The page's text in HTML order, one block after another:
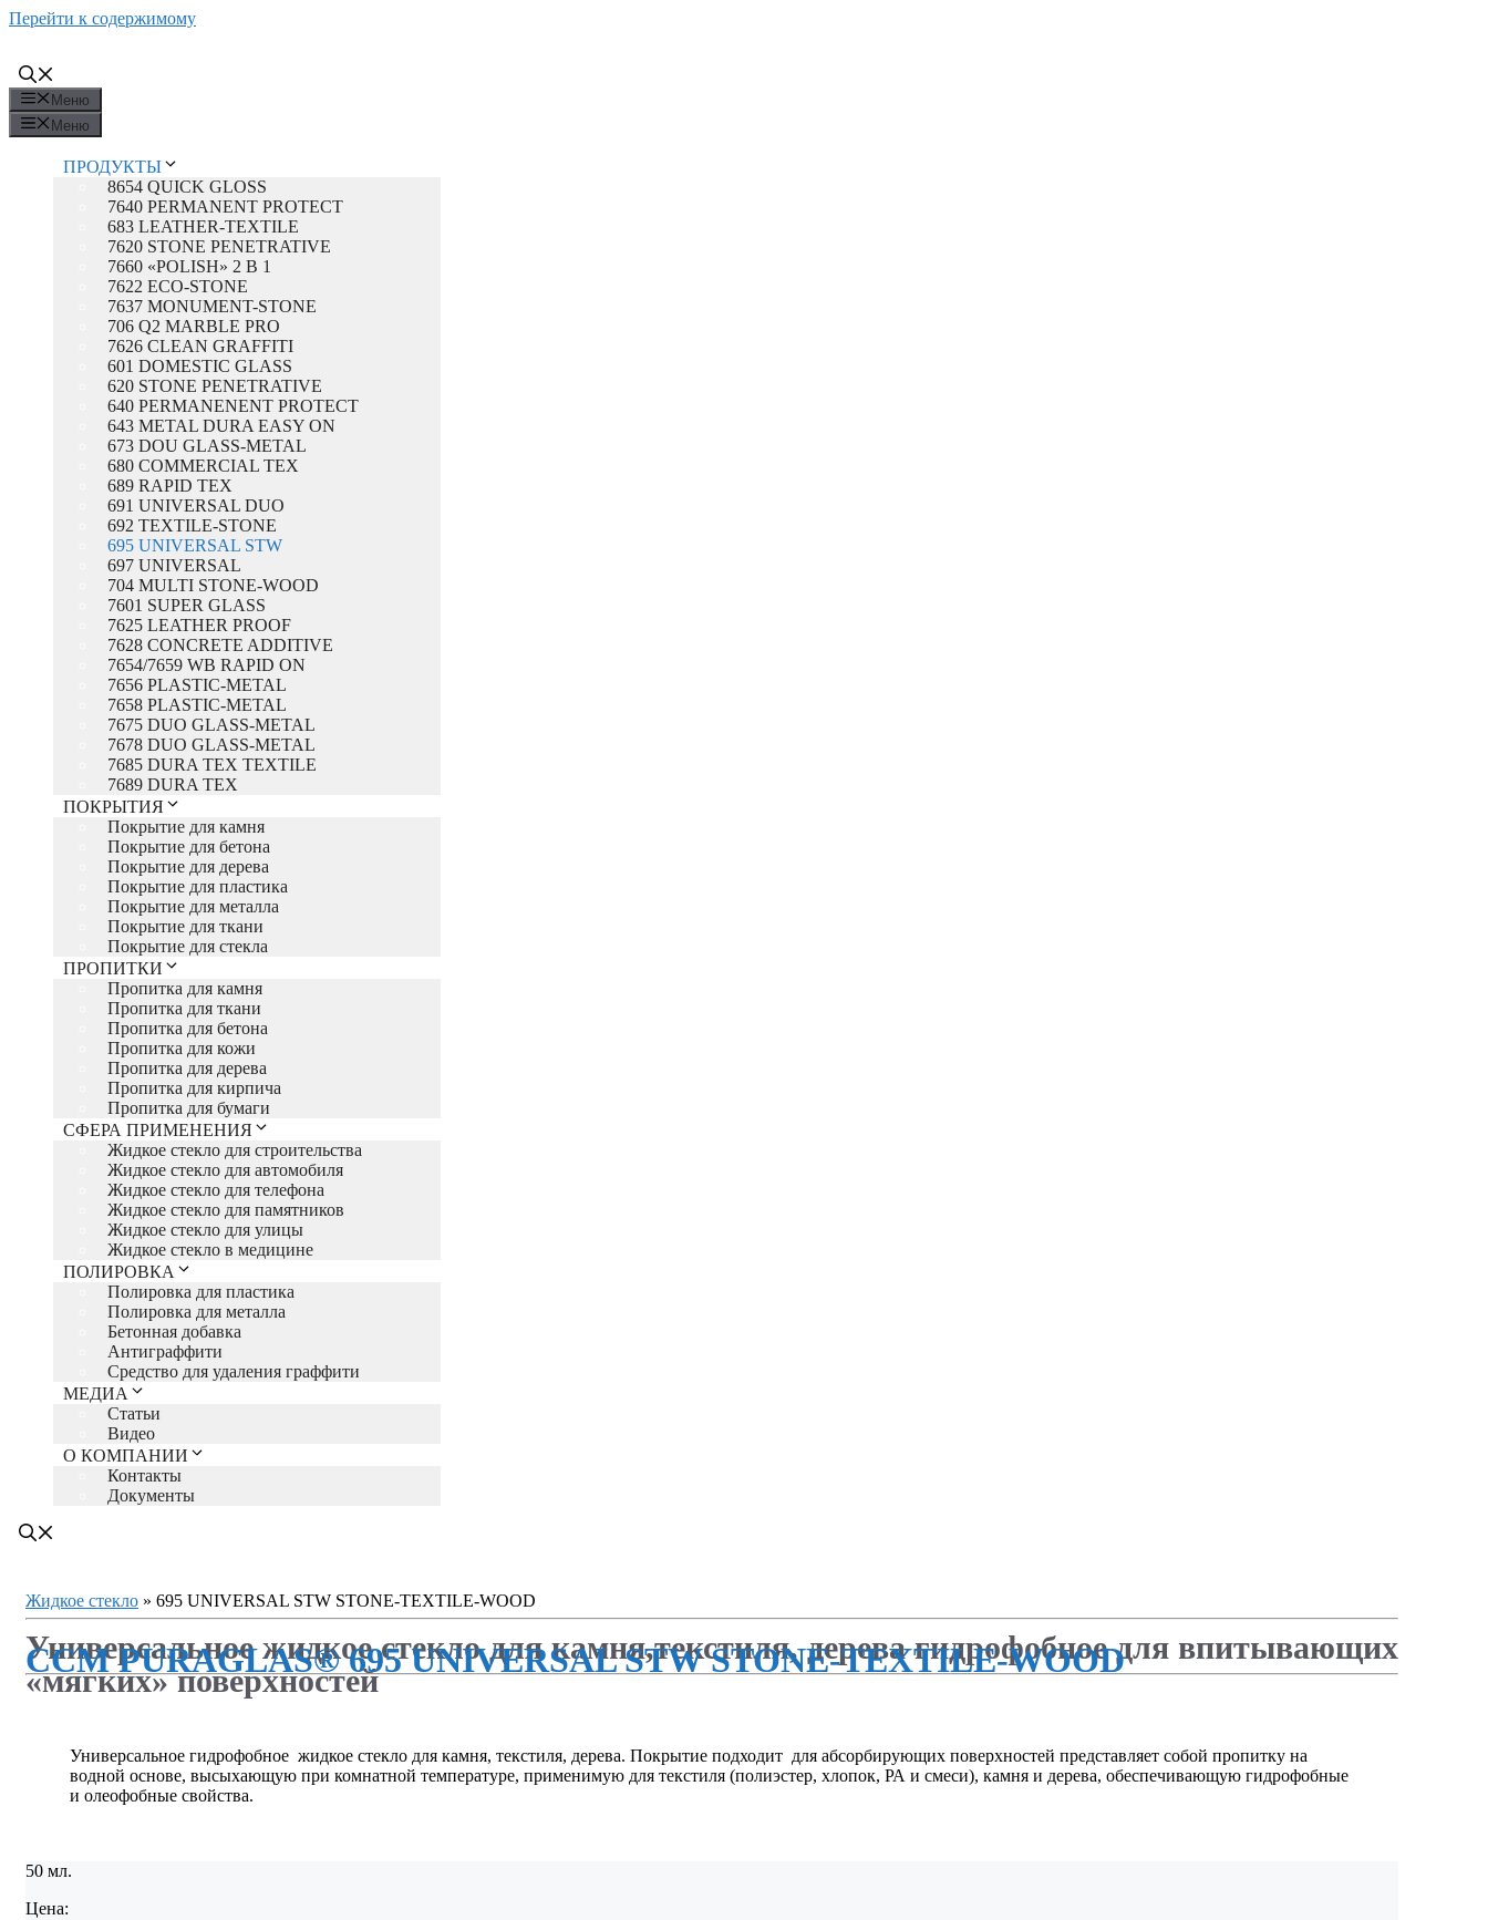
Перейти к содержимому
Меню
Меню
ПРОДУКТЫ
8654 QUICK GLOSS
7640 PERMANENT PROTECT
683 LEATHER-TEXTILE
7620 STONE PENETRATIVE
7660 «POLISH» 2 В 1
7622 ECO-STONE
7637 MONUMENT-STONE
706 Q2 MARBLE PRO
7626 CLEAN GRAFFITI
601 DOMESTIC GLASS
620 STONE PENETRATIVE
640 PERMANENENT PROTECT
643 METAL DURA EASY ON
673 DOU GLASS-METAL
680 COMMERCIAL TEX
689 RAPID TEX
691 UNIVERSAL DUO
692 TEXTILE-STONE
695 UNIVERSAL STW
697 UNIVERSAL
704 MULTI STONE-WOOD
7601 SUPER GLASS
7625 LEATHER PROOF
7628 CONCRETE ADDITIVE
7654/7659 WB RAPID ON
7656 PLASTIC-METAL
7658 PLASTIC-METAL
7675 DUO GLASS-METAL
7678 DUO GLASS-METAL
7685 DURA TEX TEXTILE
7689 DURA TEX
ПОКРЫТИЯ
Покрытие для камня
Покрытие для бетона
Покрытие для дерева
Покрытие для пластика
Покрытие для металла
Покрытие для ткани
Покрытие для стекла
ПРОПИТКИ
Пропитка для камня
Пропитка для ткани
Пропитка для бетона
Пропитка для кожи
Пропитка для дерева
Пропитка для кирпича
Пропитка для бумаги
СФЕРА ПРИМЕНЕНИЯ
Жидкое стекло для строительства
Жидкое стекло для автомобиля
Жидкое стекло для телефона
Жидкое стекло для памятников
Жидкое стекло для улицы
Жидкое стекло в медицине
ПОЛИРОВКА
Полировка для пластика
Полировка для металла
Бетонная добавка
Антиграффити
Средство для удаления граффити
МЕДИА
Статьи
Видео
О КОМПАНИИ
Контакты
Документы
Жидкое стекло » 695 UNIVERSAL STW STONE-TEXTILE-WOOD
Универсальное жидкое стекло для камня,текстиля, дерева гидрофобное для впитывающих
«мягких» поверхностей
CCM PURAGLAS® 695 UNIVERSAL STW STONE-TEXTILE-WOOD
Универсальное гидрофобное жидкое стекло для камня, текстиля, дерева. Покрытие подходит для абсорбирующих поверхностей представляет собой пропитку на
водной основе, высыхающую при комнатной температуре, применимую для текстиля (полиэстер, хлопок, РА и смеси), камня и дерева, обеспечивающую гидрофобные
и олеофобные свойства.
50 мл.
Цена: